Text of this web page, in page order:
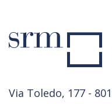
Via Toledo, 177 -